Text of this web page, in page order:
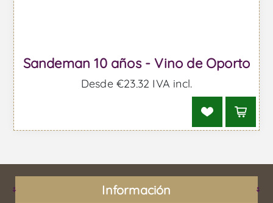
Sandeman 10 años - Vino de Oporto
Desde €23,32 IVA incl.
Información